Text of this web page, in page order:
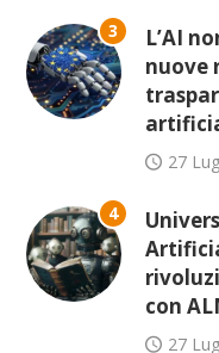
3
L’AI
nuove
27
4
con
27